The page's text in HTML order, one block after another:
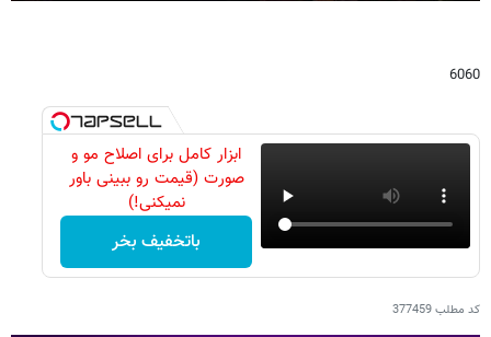
6060
ابزار کامل برای اصلاح مو و
صورت (قیمت رو ببینی باور
نمیکنی!)
باتخفیف بخر
کد مطلب377459